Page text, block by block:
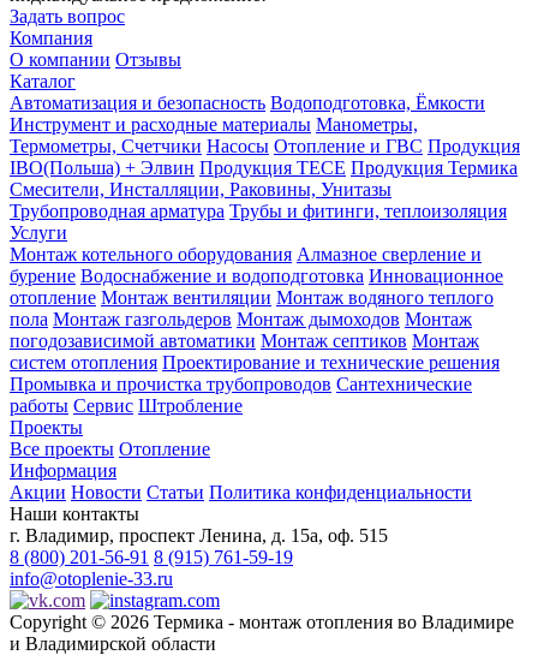
Задать вопрос
Компания
О компании Отзывы
Каталог
Автоматизация и безопасность Водоподготовка, Ёмкости
Инструмент и расходные материалы Манометры,
Термометры, Счетчики Насосы Отопление и ГВС Продукция
IBO(Польша) + Элвин Продукция TECE Продукция Термика
Смесители, Инсталляции, Раковины, Унитазы
Трубопроводная арматура Трубы и фитинги, теплоизоляция
Услуги
Монтаж котельного оборудования Алмазное сверление и
бурение Водоснабжение и водоподготовка Инновационное
отопление Монтаж вентиляции Монтаж водяного теплого
пола Монтаж газгольдеров Монтаж дымоходов Монтаж
погодозависимой автоматики Монтаж септиков Монтаж
систем отопления Проектирование и технические решения
Промывка и прочистка трубопроводов Сантехнические
работы Сервис Штробление
Проекты
Все проекты Отопление
Информация
Акции Новости Статьи Политика конфиденциальности
Наши контакты
г. Владимир, проспект Ленина, д. 15а, оф. 515
8 (800) 201-56-91 8 (915) 761-59-19
info@otoplenie-33.ru
Copyright © 2026 Термика - монтаж отопления во Владимире
и Владимирской области